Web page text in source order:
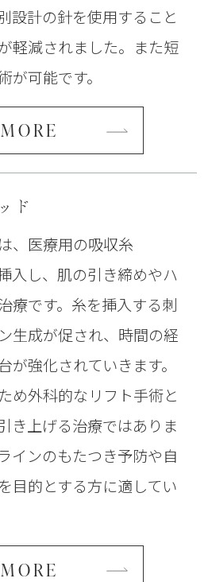
設計の針を使用すること
軽減されました。また短
が可能です。
MORE
ド
、医療用の吸収糸
入し、肌の引き締めやハ
療です。糸を挿入する刺
生成が促され、時間の経
が強化されていきます。
め外科的なリフト手術と
き上げる治療ではありま
インのもたつき予防や自
目的とする方に適してい
MORE